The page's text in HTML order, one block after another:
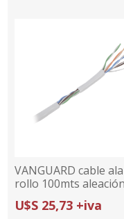
VANGUARD cable
rollo 100mts aleación
(30% cobre y 70%
aluminio), 4 pares
U$S 25,73 +iva